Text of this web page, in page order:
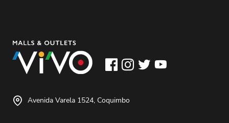
Avenida Varela 1524, Coquimbo